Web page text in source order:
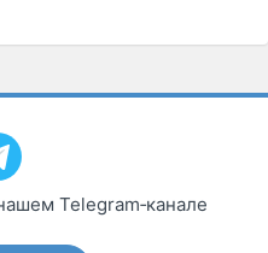
Telegram‑канале